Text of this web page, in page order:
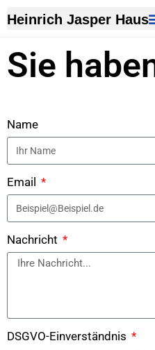
Heinrich Jasper Haus
Sie
Name
Email
Nachricht
DSGVO-Einverständnis